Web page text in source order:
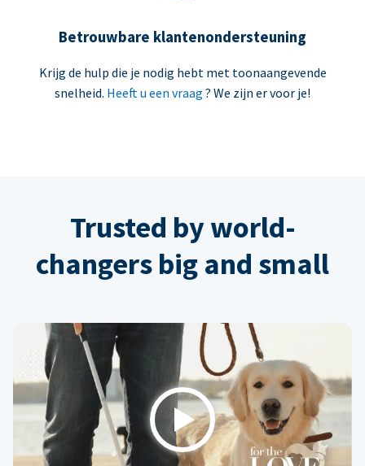
Betrouwbare klantenondersteuning
Krijg de hulp die je nodig hebt met toonaangevende
snelheid. Heeft u een vraag ? We zijn er voor je!
Trusted by world-
changers big and small
Play